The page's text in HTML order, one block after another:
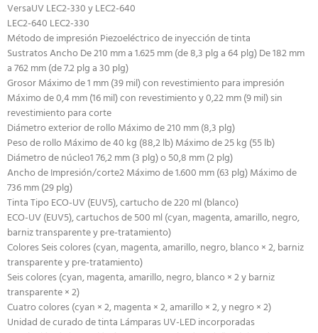
VersaUV LEC2-330 y LEC2-640
LEC2-640 LEC2-330
Método de impresión Piezoeléctrico de inyección de tinta
Sustratos Ancho De 210 mm a 1.625 mm (de 8,3 plg a 64 plg) De 182 mm
a 762 mm (de 7.2 plg a 30 plg)
Grosor Máximo de 1 mm (39 mil) con revestimiento para impresión
Máximo de 0,4 mm (16 mil) con revestimiento y 0,22 mm (9 mil) sin
revestimiento para corte
Diámetro exterior de rollo Máximo de 210 mm (8,3 plg)
Peso de rollo Máximo de 40 kg (88,2 lb) Máximo de 25 kg (55 lb)
Diámetro de núcleo1 76,2 mm (3 plg) o 50,8 mm (2 plg)
Ancho de Impresión/corte2 Máximo de 1.600 mm (63 plg) Máximo de
736 mm (29 plg)
Tinta Tipo ECO-UV (EUV5), cartucho de 220 ml (blanco)
ECO-UV (EUV5), cartuchos de 500 ml (cyan, magenta, amarillo, negro,
barniz transparente y pre-tratamiento)
Colores Seis colores (cyan, magenta, amarillo, negro, blanco × 2, barniz
transparente y pre-tratamiento)
Seis colores (cyan, magenta, amarillo, negro, blanco × 2 y barniz
transparente × 2)
Cuatro colores (cyan × 2, magenta × 2, amarillo × 2, y negro × 2)
Unidad de curado de tinta Lámparas UV-LED incorporadas